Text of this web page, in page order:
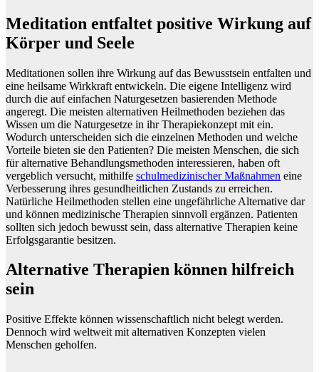
Meditation entfaltet positive Wirkung auf
Körper und Seele
Meditationen sollen ihre Wirkung auf das Bewusstsein entfalten und
eine heilsame Wirkkraft entwickeln. Die eigene Intelligenz wird
durch die auf einfachen Naturgesetzen basierenden Methode
angeregt. Die meisten alternativen Heilmethoden beziehen das
Wissen um die Naturgesetze in ihr Therapiekonzept mit ein.
Wodurch unterscheiden sich die einzelnen Methoden und welche
Vorteile bieten sie den Patienten? Die meisten Menschen, die sich
für alternative Behandlungsmethoden interessieren, haben oft
vergeblich versucht, mithilfe schulmedizinischer Maßnahmen eine
Verbesserung ihres gesundheitlichen Zustands zu erreichen.
Natürliche Heilmethoden stellen eine ungefährliche Alternative dar
und können medizinische Therapien sinnvoll ergänzen. Patienten
sollten sich jedoch bewusst sein, dass alternative Therapien keine
Erfolgsgarantie besitzen.
Alternative Therapien können hilfreich
sein
Positive Effekte können wissenschaftlich nicht belegt werden.
Dennoch wird weltweit mit alternativen Konzepten vielen
Menschen geholfen.